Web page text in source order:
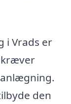
i Vrads er
kræver
den